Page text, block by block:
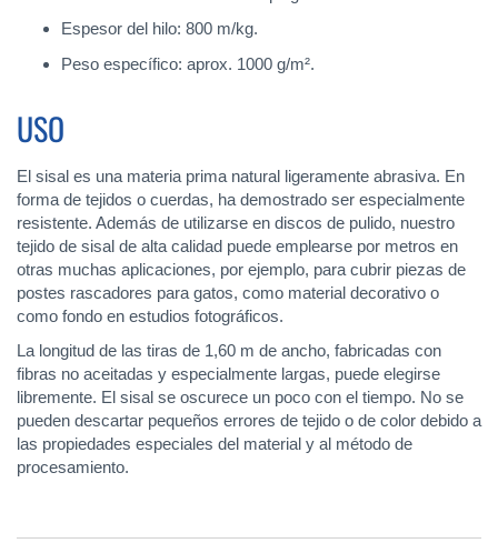
Espesor del hilo: 800 m/kg.
Peso específico: aprox. 1000 g/m².
USO
El sisal es una materia prima natural ligeramente abrasiva. En
forma de tejidos o cuerdas, ha demostrado ser especialmente
resistente. Además de utilizarse en discos de pulido, nuestro
tejido de sisal de alta calidad puede emplearse por metros en
otras muchas aplicaciones, por ejemplo, para cubrir piezas de
postes rascadores para gatos, como material decorativo o
como fondo en estudios fotográficos.
La longitud de las tiras de 1,60 m de ancho, fabricadas con
fibras no aceitadas y especialmente largas, puede elegirse
libremente. El sisal se oscurece un poco con el tiempo. No se
pueden descartar pequeños errores de tejido o de color debido a
las propiedades especiales del material y al método de
procesamiento.